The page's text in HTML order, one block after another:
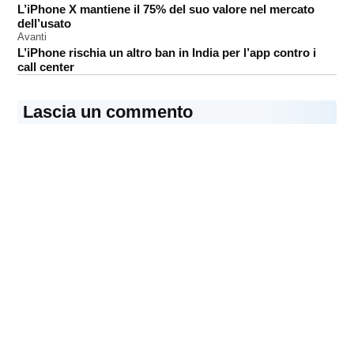
articoli
L’iPhone X mantiene il 75% del suo valore nel mercato
dell’usato
Avanti
L’iPhone rischia un altro ban in India per l’app contro i
call center
Lascia un commento